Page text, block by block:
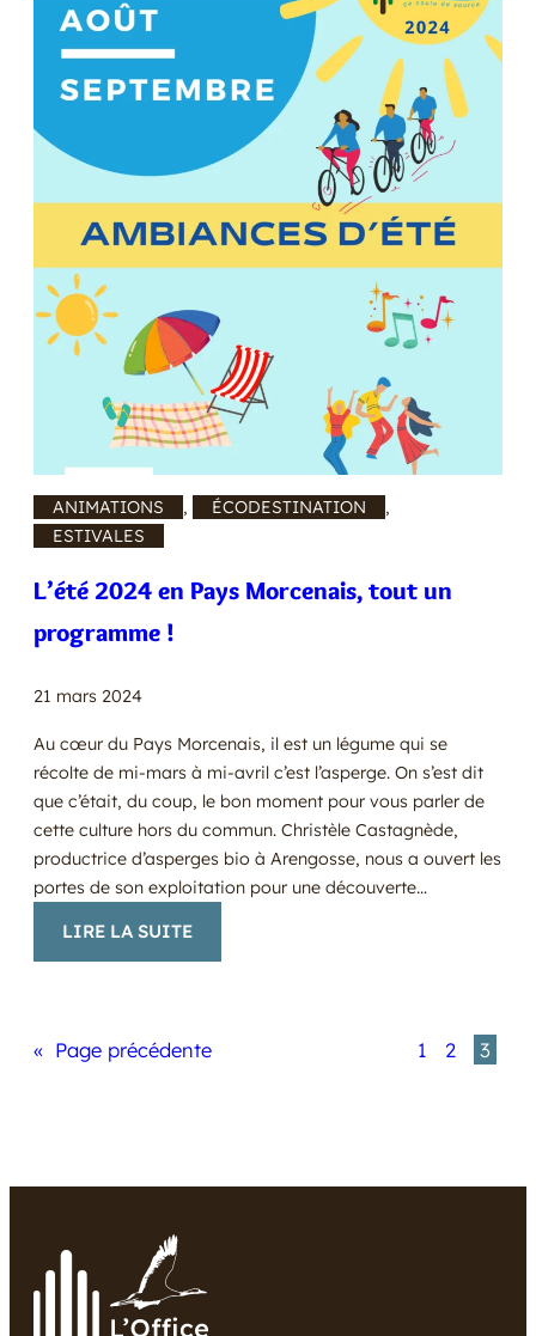
TOUSSAINT
QUARTET »
ANIMATIONS , ÉCODESTINATION
ESTIVALES
L’été 2024 en Pays Morcenais, tout un
programme !
21 mars 2024
Au cœur du Pays Morcenais, il est un légume qui se
récolte de mi-mars à mi-avril c’est l’asperge. On s’est dit
que c’était, du coup, le bon moment pour vous parler de
cette culture hors du commun. Christèle Castagnède,
productrice d’asperges bio à Arengosse, nous a ouvert les
portes de son exploitation pour une découverte…
LIRE LA SUITE:
L’ÉTÉ
PAYS
« Page précédente 1 2 3